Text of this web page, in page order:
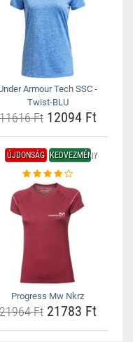
Armour Tech SSC -
Twist-BLU
Ft12094 Ft
ÚJDONSÁG KEDVEZMÉNY
Progress Mw Nkrz
Ft21783 Ft